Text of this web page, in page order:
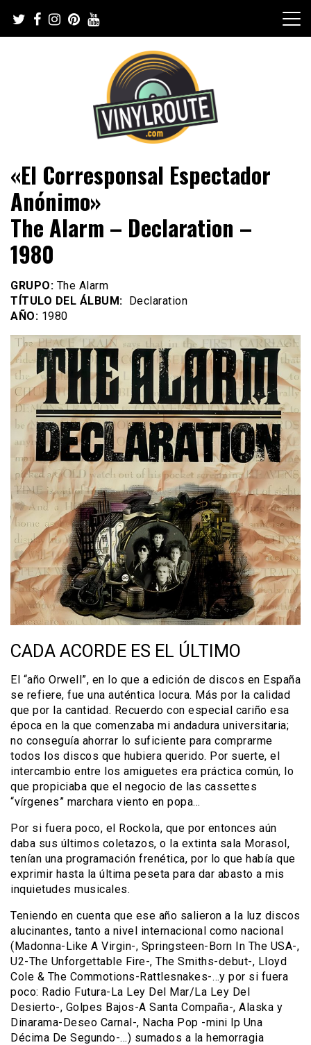
content
VinylRoute
«El Corresponsal Espectador
Anónimo»
The Alarm – Declaration –
1980
GRUPO: The Alarm
TÍTULO DEL ÁLBUM: Declaration
AÑO: 1980
CADA ACORDE ES EL ÚLTIMO
El “año Orwell”, en lo que a edición de discos en España
se refiere, fue una auténtica locura. Más por la calidad
que por la cantidad. Recuerdo con especial cariño esa
época en la que comenzaba mi andadura universitaria;
no conseguía ahorrar lo suficiente para comprarme
todos los discos que hubiera querido. Por suerte, el
intercambio entre los amiguetes era práctica común, lo
que propiciaba que el negocio de las cassettes
“vírgenes” marchara viento en popa…
Por si fuera poco, el Rockola, que por entonces aún
daba sus últimos coletazos, o la extinta sala Morasol,
tenían una programación frenética, por lo que había que
exprimir hasta la última peseta para dar abasto a mis
inquietudes musicales.
Teniendo en cuenta que ese año salieron a la luz discos
alucinantes, tanto a nivel internacional como nacional
(Madonna-Like A Virgin-, Springsteen-Born In The USA-,
U2-The Unforgettable Fire-, The Smiths-debut-, Lloyd
Cole & The Commotions-Rattlesnakes-…y por si fuera
poco: Radio Futura-La Ley Del Mar/La Ley Del
Desierto-, Golpes Bajos-A Santa Compaña-, Alaska y
Dinarama-Deseo Carnal-, Nacha Pop -mini lp Una
Décima De Segundo-…) sumados a la hemorragia